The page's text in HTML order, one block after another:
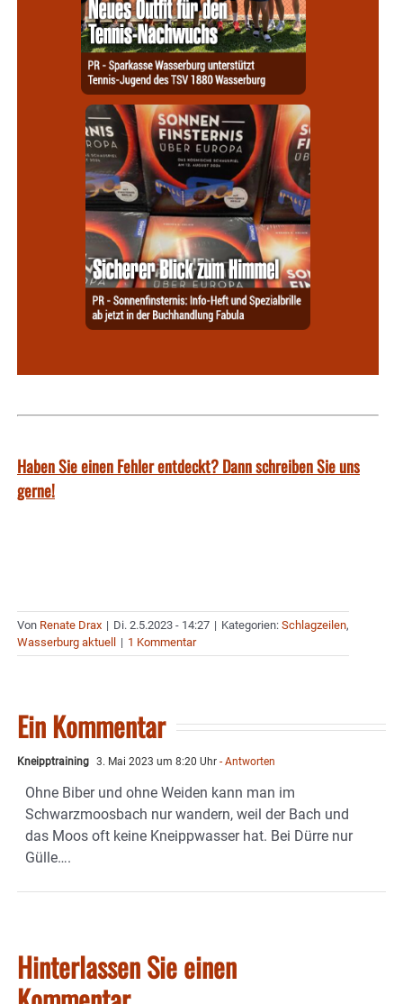
Haben Sie einen Fehler entdeckt? Dann schreiben Sie uns
gerne!
Von Renate Drax | Di. 2.5.2023 - 14:27 | Kategorien: Schlagzeilen,
Wasserburg aktuell
| 1 Kommentar
Ein Kommentar
Kneipptraining 3. Mai 2023 um 8:20 Uhr - Antworten
Ohne Biber und ohne Weiden kann man im
Schwarzmoosbach nur wandern, weil der Bach und
das Moos oft keine Kneippwasser hat. Bei Dürre nur
Gülle….
Hinterlassen Sie einen